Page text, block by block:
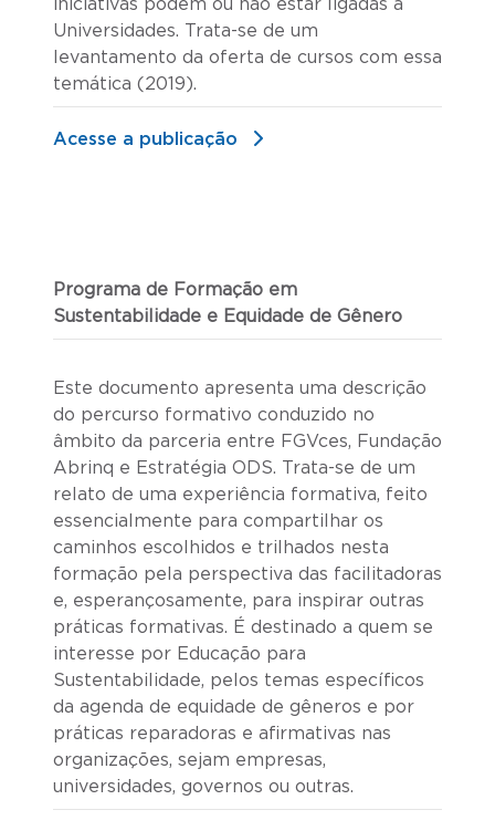
iniciativas podem ou não estar ligadas a
Universidades. Trata-se de um
levantamento da oferta de cursos com essa
temática (2019).
Acesse a publicação
Programa de Formação em
Sustentabilidade e Equidade de Gênero
Este documento apresenta uma descrição
do percurso formativo conduzido no
âmbito da parceria entre FGVces, Fundação
Abrinq e Estratégia ODS. Trata-se de um
relato de uma experiência formativa, feito
essencialmente para compartilhar os
caminhos escolhidos e trilhados nesta
formação pela perspectiva das facilitadoras
e, esperançosamente, para inspirar outras
práticas formativas. É destinado a quem se
interesse por Educação para
Sustentabilidade, pelos temas específicos
da agenda de equidade de gêneros e por
práticas reparadoras e afirmativas nas
organizações, sejam empresas,
universidades, governos ou outras.